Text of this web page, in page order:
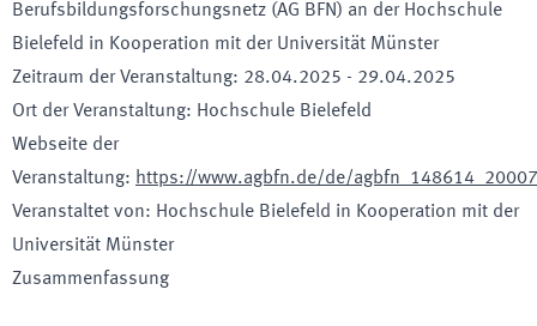
Berufsbildungsforschungsnetz (AG BFN) an der Hochschule
Bielefeld in Kooperation mit der Universität Münster
Zeitraum der Veranstaltung: 28.04.2025 - 29.04.2025
Ort der Veranstaltung: Hochschule Bielefeld
Webseite der
Veranstaltung: https://www.agbfn.de/de/
Veranstaltet von: Hochschule Bielefeld in Kooperation mit der
Universität Münster
Zusammenfassung